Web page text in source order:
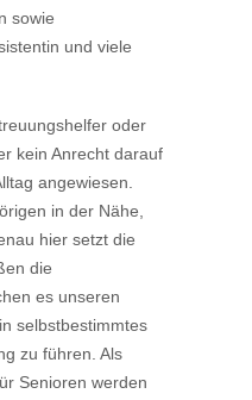
sowie
und viele
oder
kein Anrecht darauf
angewiesen.
in der Nähe,
hier setzt die
die
es unseren
selbstbestimmtes
zu führen. Als
Senioren werden